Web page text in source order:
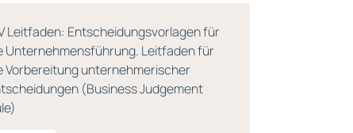
Leitfaden: Entscheidungsvorlagen für
Unternehmensführung. Leitfaden für
Vorbereitung unternehmerischer
(Business Judgement